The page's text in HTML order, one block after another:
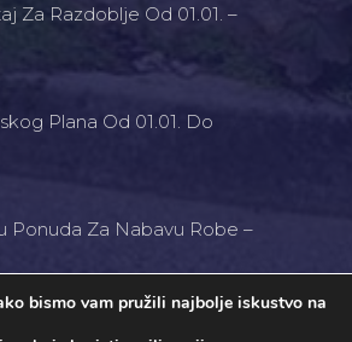
Za Razdoblje Od 01.01. –
Plana Od 01.01. Do
Ponuda Za Nabavu Robe –
bismo vam pružili najbolje iskustvo na